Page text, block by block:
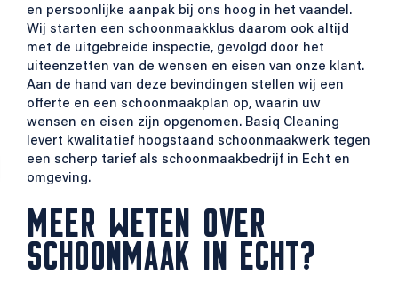
en persoonlijke aanpak bij ons hoog in het vaandel.
Wij starten een schoonmaakklus daarom ook altijd
met de uitgebreide inspectie, gevolgd door het
uiteenzetten van de wensen en eisen van onze klant.
Aan de hand van deze bevindingen stellen wij een
offerte en een schoonmaakplan op, waarin uw
wensen en eisen zijn opgenomen. Basiq Cleaning
levert kwalitatief hoogstaand schoonmaakwerk tegen
een scherp tarief als schoonmaakbedrijf in Echt en
omgeving.
MEER WETEN OVER
SCHOONMAAK IN ECHT?